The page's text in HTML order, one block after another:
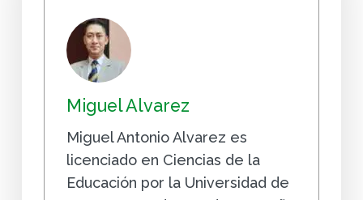
Miguel Alvarez
Miguel Antonio Alvarez es
licenciado en Ciencias de la
Educación por la Universidad de